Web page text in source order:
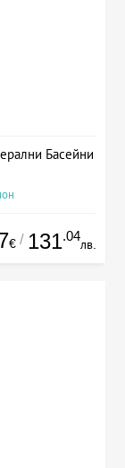
Басейни
€ / 131.04
лв.